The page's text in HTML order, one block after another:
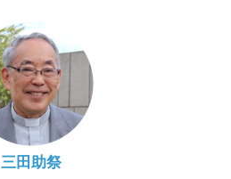
三田助祭